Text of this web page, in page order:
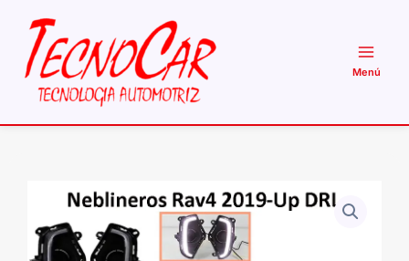
contenido
Neblineros
Toyota
Rav4